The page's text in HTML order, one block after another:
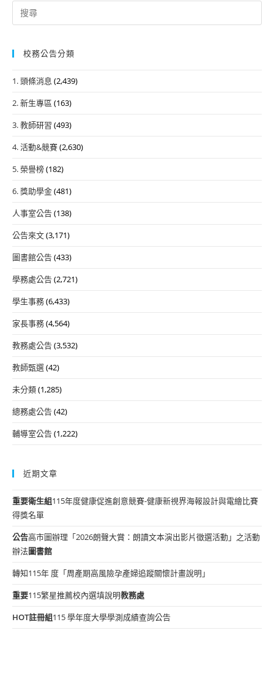
Search
for:
校務公告分類
1. 頭條消息 (2,439)
2. 新生專區 (163)
3. 教師研習 (493)
4. 活動&競賽(2,630)
5. 榮譽榜(182)
6. 獎助學金(481)
人事室公告(138)
公告來文(3,171)
圖書館公告(433)
學務處公告(2,721)
學生事務(6,433)
家長事務(4,564)
教務處公告(3,532)
教師甄選(42)
未分類(1,285)
總務處公告(42)
輔導室公告(1,222)
近期文章
重要衛生組115年度健康促進創意競賽-健康新視界海報設計與電繪比賽
得獎名單
公告高市圖辦理「2026朗聲大賞：朗讀文本演出影片徵選活動」之活動
辦法圖書館
轉知115年 度「周產期高風險孕產婦追蹤關懷計畫說明」
重要115繁星推薦校內選填說明教務處
HOT註冊組115 學年度大學學測成績查詢公告